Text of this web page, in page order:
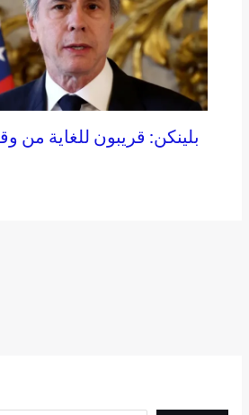
بلينكن: قريبون للغاية من